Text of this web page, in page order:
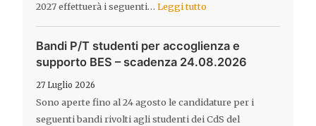
2027 effettuerà i seguenti…Leggi tutto
Bandi P/T studenti per accoglienza e
supporto BES – scadenza 24.08.2026
27 Luglio 2026
Sono aperte fino al 24 agosto le candidature per i
seguenti bandi rivolti agli studenti dei CdS del